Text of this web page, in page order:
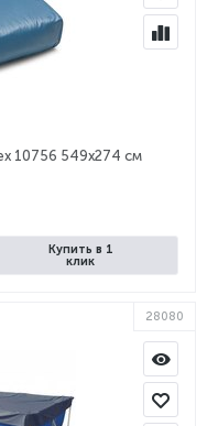
10756 549x274 см
Купить в 1
клик
28080